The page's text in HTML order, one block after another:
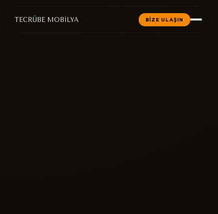
TECRÜBE MOBİLYA BİZE ULAŞIN